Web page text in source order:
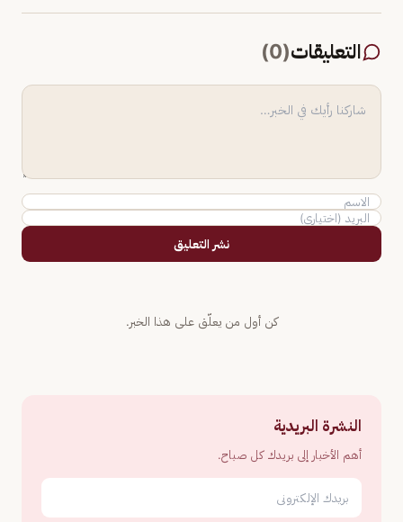
التعليقات(
0
)
نشر التعليق
كن أول من يعلّق على هذا الخبر.
النشرة البريدية
أهم الأخبار إلى بريدك كل صباح.